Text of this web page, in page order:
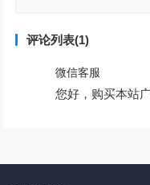
评论列表(1)
微信客服
您好，购买本站